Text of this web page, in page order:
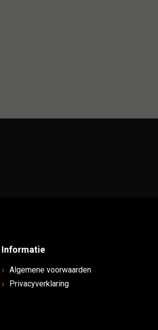
Informatie
Algemene voorwaarden
Privacyverklaring